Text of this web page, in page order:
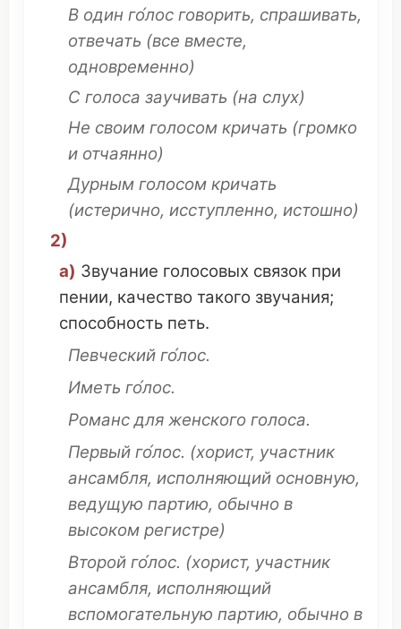
В один го́лос говорить, спрашивать,
отвечать (все вместе,
одновременно)
С голоса заучивать (на слух)
Не своим голосом кричать (громко
и отчаянно)
Дурным голосом кричать
(истерично, исступленно, истошно)
2)
а) Звучание голосовых связок при
пении, качество такого звучания;
способность петь.
Певческий го́лос.
Иметь го́лос.
Романсдля женского голоса.
Первый го́лос. (хорист, участник
ансамбля, исполняющий основную,
ведущую партию, обычно в
высоком регистре)
Второй го́лос. (хорист, участник
ансамбля, исполняющий
вспомогательную партию, обычно в